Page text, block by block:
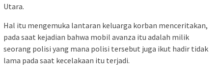
Utara.
Hal itu mengemuka lantaran keluarga korban menceritakan,
pada saat kejadian bahwa mobil avanza itu adalah milik
seorang polisi yang mana polisi tersebut juga ikut hadir tidak
lama pada saat kecelakaan itu terjadi.